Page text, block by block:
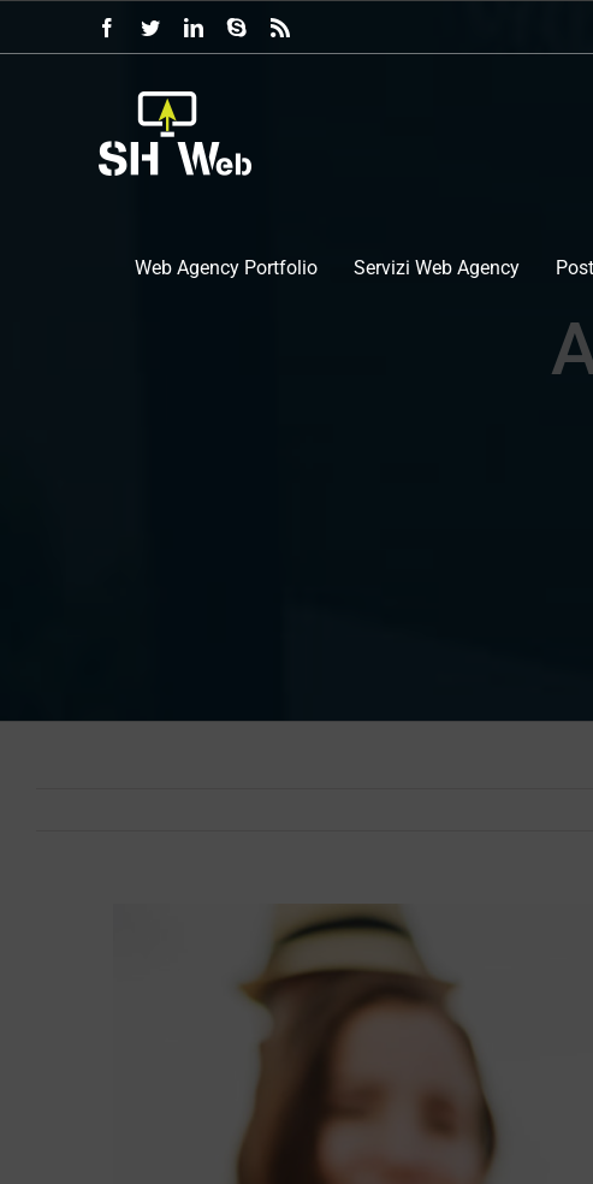
al
Facebook
TwitterLinkedIn
Skype
Web Agency Portfolio Servizi Web Agency